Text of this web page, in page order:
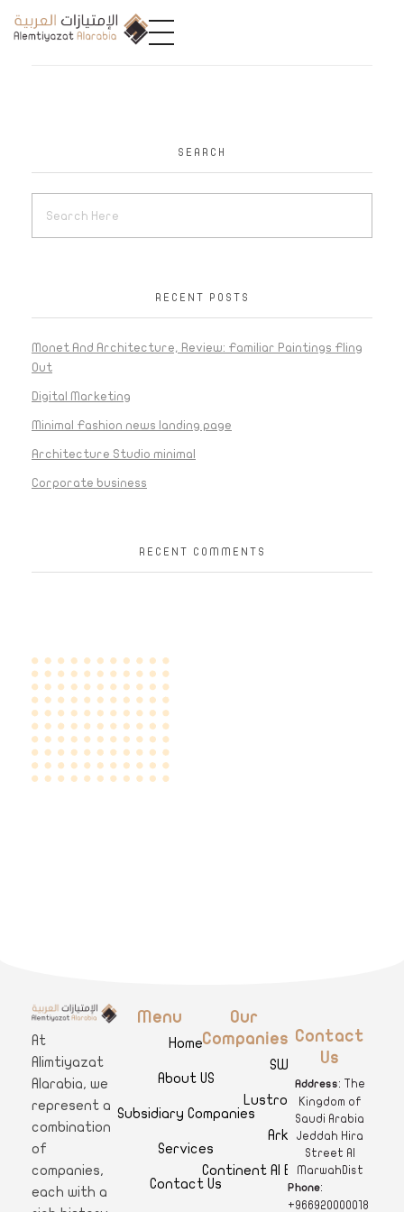
SEARCH
RECENT POSTS
Monet And Architecture, Review: Familiar Paintings Fling
Out
Digital Marketing
Minimal Fashion news landing page
Architecture Studio minimal
Corporate business
RECENT COMMENTS
A
limtiyazat Alarabia
At
Alimtiyazat
Alarabia, we
represent a
combination
of
companies,
each with a
Menu
Home
About US
Subsidiary Companies
Services
Contact Us
Our
Companies
SWAR
Lustro Clinics
Arkan
Continent Al Ertiqaa Hotel
Contact
Us
Address: The
Kingdom of
Saudi Arabia
Jeddah Hira
Street Al
MarwahDist
Phone:
+966920000018